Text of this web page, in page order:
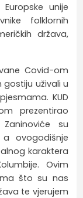
unije
folklornih
država,
Covid-om
uživali u
KUD
prezentirao
su
ovogodišnje
karaktera
Ovim
što su nas
te vjerujem